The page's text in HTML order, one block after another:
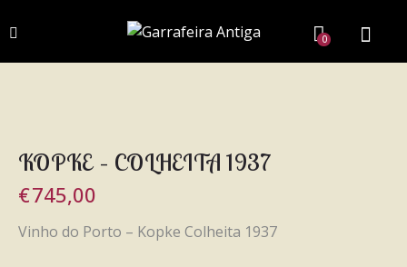
0
KOPKE – COLHEITA 1937
€745,00
Vinho do Porto – Kopke Colheita 1937